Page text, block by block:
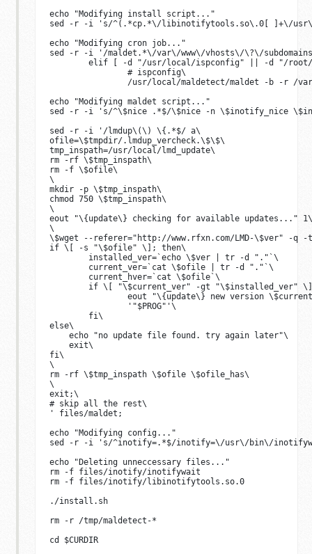
echo "Modifying install script..."
sed -r -i 's/^(.*cp.*\/libinotifytools.so\.0[ ]+\/
echo "Modifying cron job..."
sed -r -i '/maldet.*\/var\/www\/vhosts\/\?\/
elif [ -d "/usr/local/ispconfig" || -d "/
                # ispconfig\
/usr/local/maldetect/maldet -b -r /
echo "Modifying maldet script..."
sed -r -i 's/^\$nice .*$/\$nice -n \$inotify_nice
sed -r -i '/lmdup\(\) \{.*$/ a\
ofile=\$tmpdir/.lmdup_vercheck.\$\$\
tmp_inspath=/usr/local/lmd_update\
rm -rf \$tmp_inspath\
rm -f \$ofile\
\
mkdir -p \$tmp_inspath\
chmod 750 \$tmp_inspath\
\
eout "\{update\} checking for available updates..." 1\
\
\$wget --referer="http://www.rfxn.com/LMD-\$ver" -
if \[ -s "\$ofile" \]; then\
        installed_ver=`echo \$ver | tr -d "."`\
        current_ver=`cat \$ofile | tr -d "."`\
        current_hver=`cat \$ofile`\
if \[ "\$current_ver" -gt "\$installed_ver"
eout "\{update\} new version
                '"$PROG"'\
        fi\
else\
    echo "no update file found. try again later"\
    exit\
fi\
\
rm -rf \$tmp_inspath \$ofile \$ofile_has\
\
exit;\
# skip all the rest\
' files/maldet;
echo "Modifying config..."
sed -r -i 's/^inotify=.*$/inotify=\/usr\/bin\/
echo "Deleting unneccessary files..."
rm -f files/inotify/inotifywait
rm -f files/inotify/libinotifytools.so.0
./install.sh
rm -r /tmp/maldetect-*
cd $CURDIR